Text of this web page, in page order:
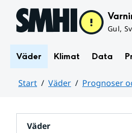
Hoppa till sidans innehåll
Gul,
Väder Klimat Data
Start Väder Prognoser
Väder